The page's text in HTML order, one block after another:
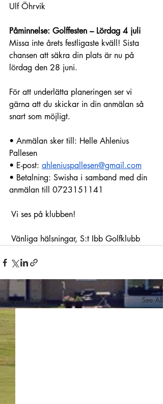
Ulf Öhrvik
Påminnelse: Golffesten – Lördag 4 juli
Missa inte årets festligaste kväll! Sista
chansen att säkra din plats är nu på
lördag den 28 juni.
För att underlätta planeringen ser vi
gärna att du skickar in din anmälan så
snart som möjligt.
• Anmälan sker till: Helle Ahlenius
Pallesen
• E-post: ahleniuspallesen@gmail.com
• Betalning: Swisha i samband med din
anmälan till 0723151141
Vi ses på klubben!
Vänliga hälsningar, S:t Ibb Golfklubb
Recent Posts See All